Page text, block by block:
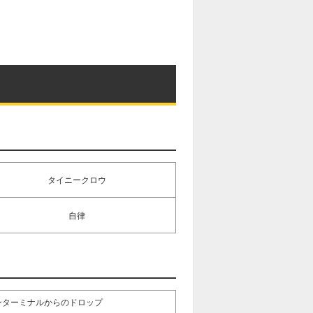
タイニークロウ
自律
ーミナルからのドロップ